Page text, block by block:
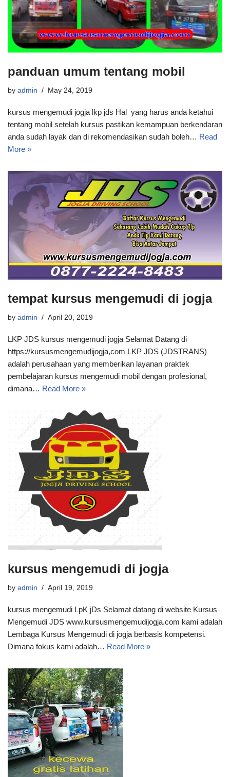
panduan umum tentang mobil
by admin May 24, 2019
kursus mengemudi jogja lkp jds Hal yang harus anda ketahui
tentang mobil setelah kursus pastikan kemampuan berkendaran
anda sudah layak dan di rekomendasikan sudah boleh… Read
More »
tempat kursus mengemudi di jogja
by admin April 20, 2019
LKP JDS kursus mengemudi jogja Selamat Datang di
https://kursusmengemudijogja,com LKP JDS (JDSTRANS)
adalah perusahaan yang memberikan layanan praktek
pembelajaran kursus mengemudi mobil dengan profesional,
dimana… Read More »
kursus mengemudi di jogja
by admin April 19, 2019
kursus mengemudi LpK jDs Selamat datang di website Kursus
Mengemudi JDS www.kursusmengemudijogja.com kami adalah
Lembaga Kursus Mengemudi di jogja berbasis kompetensi.
Dimana fokus kami adalah… Read More »